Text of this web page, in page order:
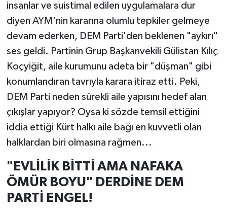
insanlar ve suistimal edilen uygulamalara dur
diyen AYM'nin kararına olumlu tepkiler gelmeye
devam ederken, DEM Parti'den beklenen "aykırı"
ses geldi. Partinin Grup Başkanvekili Gülistan Kılıç
Koçyiğit, aile kurumunu adeta bir "düşman" gibi
konumlandıran tavrıyla karara itiraz etti. Peki,
DEM Parti neden sürekli aile yapısını hedef alan
çıkışlar yapıyor? Oysa ki sözde temsil ettiğini
iddia ettiği Kürt halkı aile bağı en kuvvetli olan
halklardan biri olmasına rağmen...
"EVLİLİK BİTTİ AMA NAFAKA
ÖMÜR BOYU" DERDİNE DEM
PARTİ ENGEL!